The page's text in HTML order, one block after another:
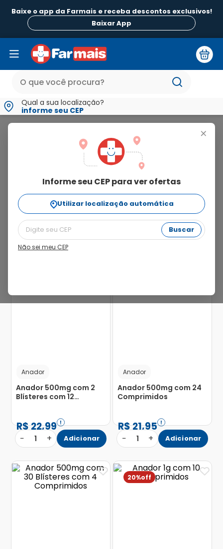
Baixe o app da Farmais e receba descontos exclusivos!
Baixar App
Qual a sua localização?
informe seu CEP
+
Informe seu CEP para ver ofertas
Utilizar localização automática
Buscar
Não sei meu CEP
Ordenar Por
relevância
23%
Anador
Anador 500mg com 2
Blísteres com 12
R$22,99
− 1 + Adicionar
Anador
Anador 500mg com 24
Comprimidos
R$21,95
− 1 + Adicionar
20%